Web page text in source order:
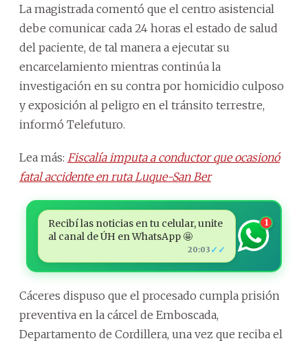
La magistrada comentó que el centro asistencial
debe comunicar cada 24 horas el estado de salud
del paciente, de tal manera a ejecutar su
encarcelamiento mientras continúa la
investigación en su contra por homicidio culposo
y exposición al peligro en el tránsito terrestre,
informó Telefuturo.
Lea más: Fiscalía imputa a conductor que ocasionó
fatal accidente en ruta Luque-San Ber
Recibí las noticias en tu celular, unite
al canal de ÚH en WhatsApp 🤩
20:03 ✓✓
1
Cáceres dispuso que el procesado cumpla prisión
preventiva en la cárcel de Emboscada,
Departamento de Cordillera, una vez que reciba el